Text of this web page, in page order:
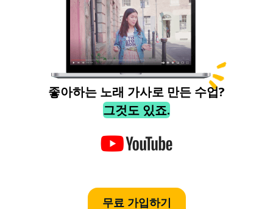
좋아하는 노래 가사로 만든 수업?
그것도 있죠.
무료 가입하기